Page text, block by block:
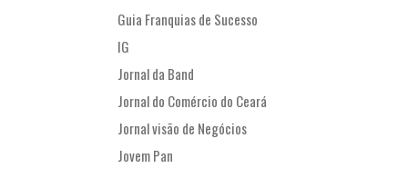
Guia Franquias de Sucesso
IG
Jornal da Band
Jornal do Comércio do Ceará
Jornal visão de Negócios
Jovem Pan